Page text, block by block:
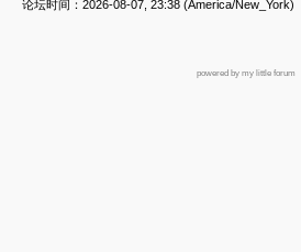
论坛时间：2026-08-07, 23:38 (America/New_York)
powered by my little forum